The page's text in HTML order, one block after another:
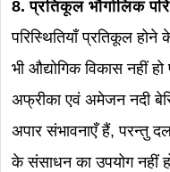
8. प्रतिकूल भौगोलिक
परिस्थितियाँ प्रतिकूल
भी औद्योगिक विकास नहीं
अफ्रीका एवं अमेजन नदी
अपार संभावनाएँ हैं, परन्तु
के संसाधन का उपयोग नहीं